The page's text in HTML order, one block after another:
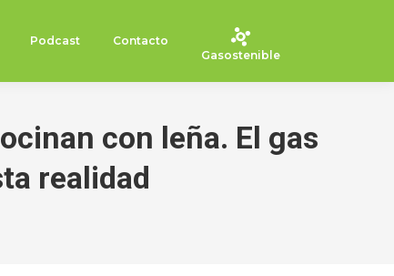
Podcast
Contacto
Gasostenible
con leña. El gas
realidad